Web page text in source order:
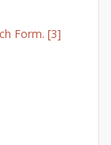
Form. [3]